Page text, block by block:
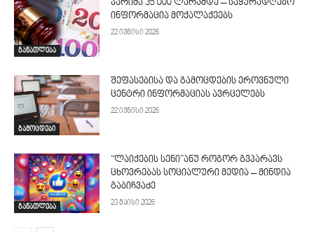
განათლება
ჯარიმა 35 000 ლარამდე – საყურადღებო
ინფორმაცია მოქალაქეებს
22 ივნისი 2026
გამოცდები
შეფასებისა და გამოცდების ეროვნული
ცენტრი ინფორმაციას ავრცელებს
22 ივნისი 2026
განათლება
“ლაიქების სენი”ანუ როგორ გვპარავს
ცხოვრებას სოციალური მედია – მინდია
გაბიჩვაძე
23 მაისი 2026